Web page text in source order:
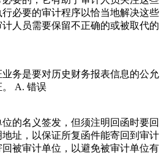
必要的审计程序以恰当地解决这些
人员需要保留不正确的或被取代的
务是要对历史财务报表信息的公允
A. 错误
的名义签发，但须注明回函时要回
址，以保证所复函件能寄回到审计
被审计单位，以避免被审计单位有